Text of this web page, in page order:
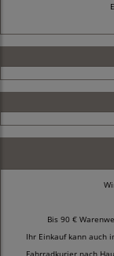
Bis 90 €
Ihr Einkauf kann auch
Fahrradkurier nach